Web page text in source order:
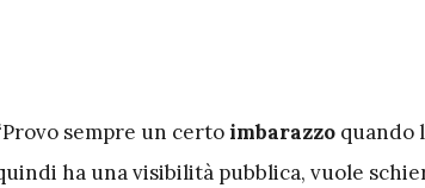
sempre un certoimbarazzo quando
ha una visibilità pubblica, vuole